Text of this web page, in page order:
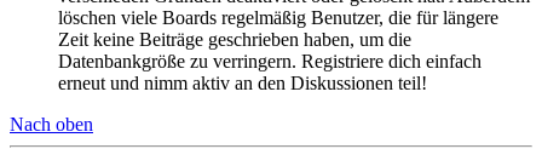
löschen viele Boards regelmäßig Benutzer, die für längere
Zeit keine Beiträge geschrieben haben, um die
Datenbankgröße zu verringern. Registriere dich einfach
erneut und nimm aktiv an den Diskussionen teil!
Nach oben